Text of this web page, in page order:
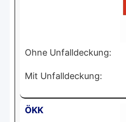
Ohne Unfalldeckung:
Mit Unfalldeckung:
ÖKK